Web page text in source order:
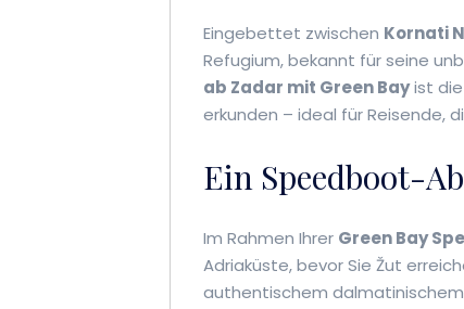
Eingebettet zwischen Kornati
Refugium, bekannt für seine
ab Zadar mit Green Bayist die
erkunden – ideal für Reisende,
Ein Speedboot-
Im Rahmen Ihrer Green Bay
Adriaküste, bevor Sie Žut
authentischem